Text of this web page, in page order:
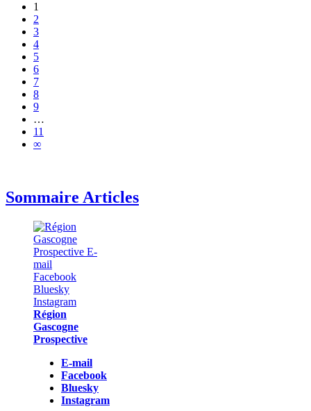
1
2
3
4
5
6
7
8
9
…
11
∞
Sommaire Articles
Région
Gascogne
Prospective
E-mail
Facebook
Bluesky
Instagram